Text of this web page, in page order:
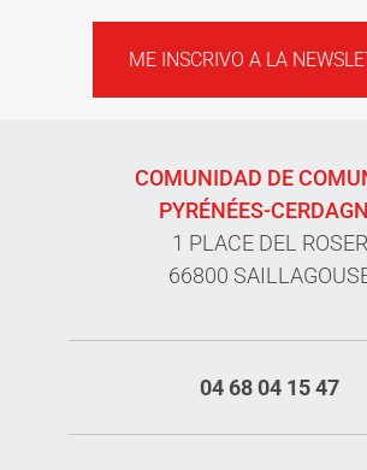
ME INSCRIVO A LA
COMUNIDAD DE
PYRÉNÉES-
1 PLACE DEL ROSER
66800
04 68 04 15 47